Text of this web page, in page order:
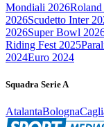
Mondiali 2026Roland
2026Scudetto Inter
2026Super Bowl
Riding Fest 2025
2024Euro 2024
Squadra Serie A
AtalantaBologna